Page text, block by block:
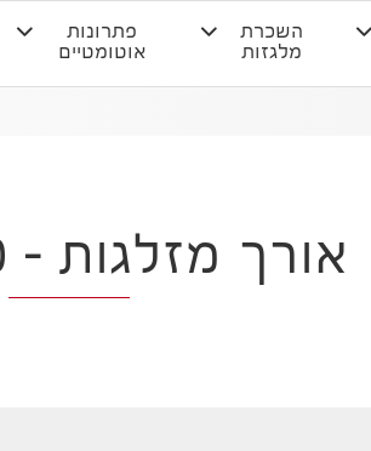
השכרת
מלגזות
פתרונות
אוטומטיים
אורך מזלגות – 1200 מ"מ